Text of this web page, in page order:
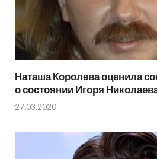
Наташа Королева оценила
о состоянии Игоря
27.03.2020